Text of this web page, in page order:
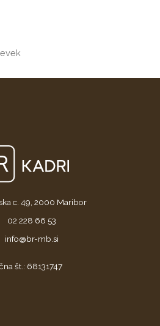
c. 49, 2000 Maribor
02 228 66 53
info@br-mb.si
št.: 68131747